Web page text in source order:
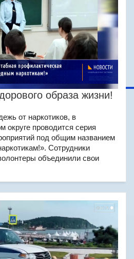
образа жизни!
от наркотиков, в
округе проводится серия
под общим названием
Сотрудники
объединили свои